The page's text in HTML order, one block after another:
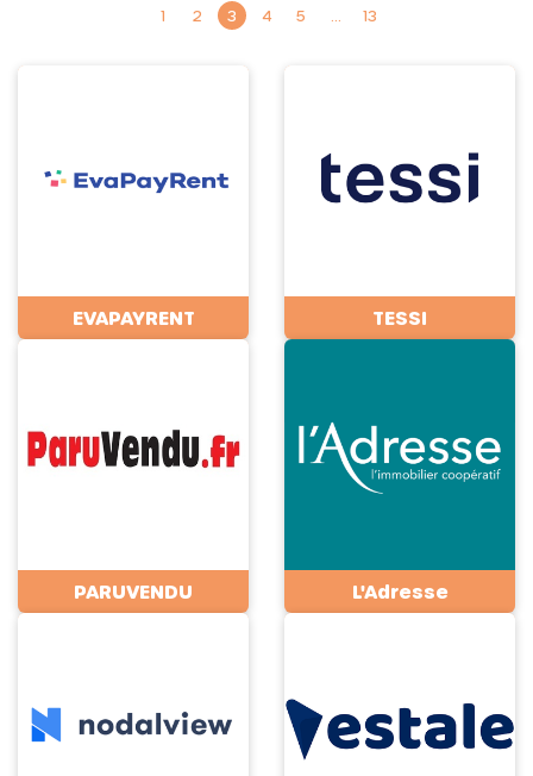
1 2 3 4 5 13
EVAPAYRENT TESSI
PARUVENDU L'Adresse